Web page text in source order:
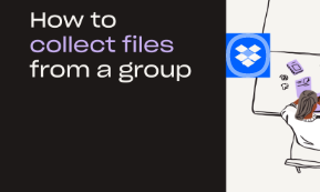
collecter
fichiers